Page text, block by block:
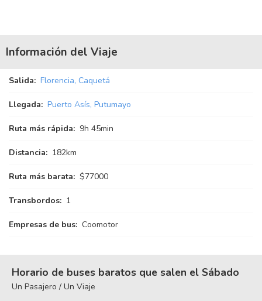
Información del Viaje
Salida: Florencia, Caquetá
Llegada: Puerto Asís, Putumayo
Ruta más rápida: 9h 45min
Distancia: 182km
Ruta más barata: $77000
Transbordos: 1
Empresas de bus: Coomotor
Horario de buses baratos que salen el Sábado
Un Pasajero / Un Viaje